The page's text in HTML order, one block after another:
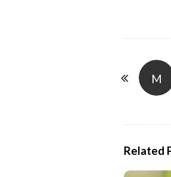
M
Related